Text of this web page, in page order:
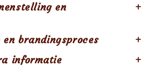
en
en brandingsproces
informatie